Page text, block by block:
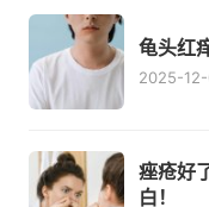
龟头红
2025-12-
痤疮好
白！